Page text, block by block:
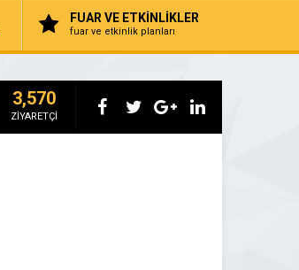
FUAR VE ETKİNLİKLER
fuar ve etkinlik planları
3,570
ZİYARETÇİ